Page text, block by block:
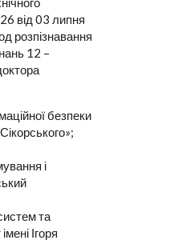
від 03 липня
розпізнавання
12 –
безпеки
і
та
Ігоря